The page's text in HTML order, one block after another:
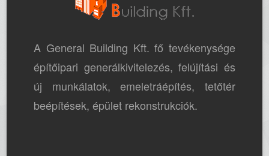
A General Building Kft. fő tevékenysége
építőipari generálkivitelezés, felújítási és
új munkálatok, emeletráépítés, tetőtér
beépítések, épület rekonstrukciók.